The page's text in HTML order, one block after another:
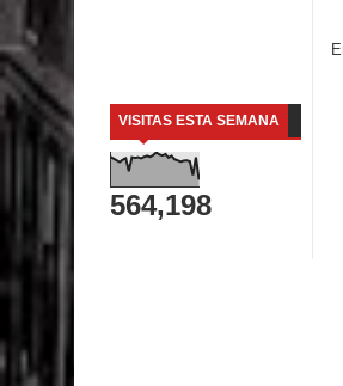
VISITAS ESTA SEMANA
564,198